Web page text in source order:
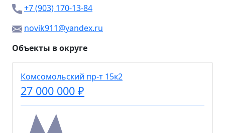
+7 (903) 170-13-84
novik911@yandex.ru
Объекты в округе
Комсомольский пр-т 15к2
27 000 000 ₽